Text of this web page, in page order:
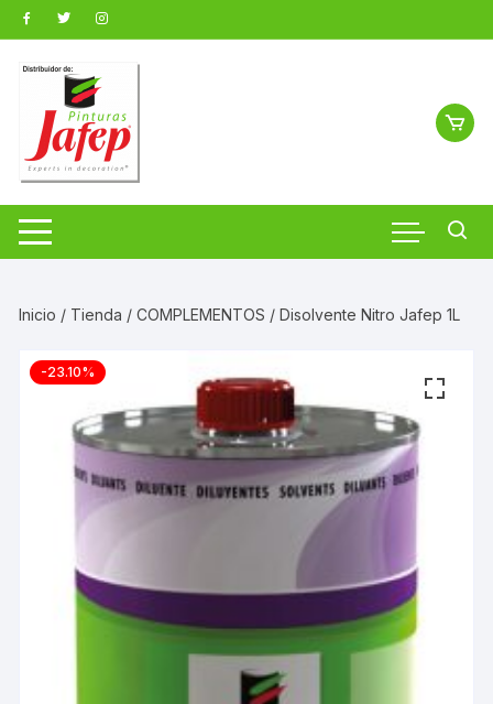
Saltar
al
contenido
Inicio / Tienda /COMPLEMENTOS / Disolvente Nitro Jafep 1L
-23.10%